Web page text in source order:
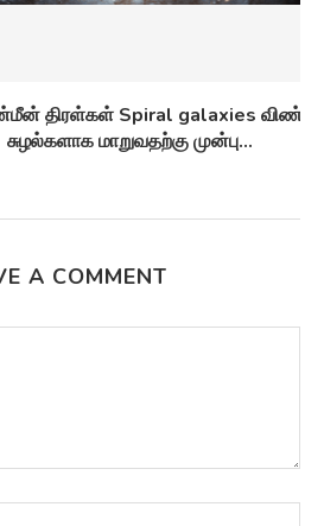
Spiral galaxies விண்மீன்
மாறுவதற்கு முன்பு...